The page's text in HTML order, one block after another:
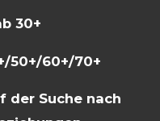
30+
50+/60+/70+
der Suche nach